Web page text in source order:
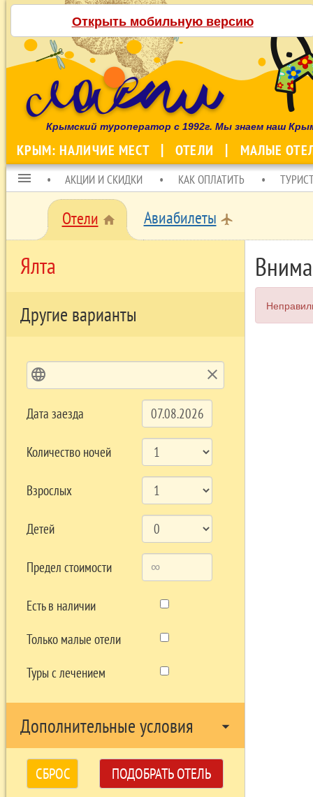
Открыть мобильную версию
Крымский туроператор с 1992г. Мы знаем наш
КРЫМ: НАЛИЧИЕ МЕСТ ОТЕЛИ МАЛЫЕ
menu АКЦИИ И СКИДКИ КАК ОПЛАТИТЬ
Отели home Авиабилеты local_airport
Ялта
Другие варианты
language clear
Дата заезда
Количество ночей
Взрослых
Детей
Предел стоимости
Есть в наличии
Только малые отели
Туры с лечением
Дополнительные условия arrow_drop_down
СБРОС ПОДОБРАТЬ ОТЕЛЬ